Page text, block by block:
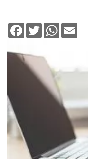
Facebook
TwitterWhatsApp